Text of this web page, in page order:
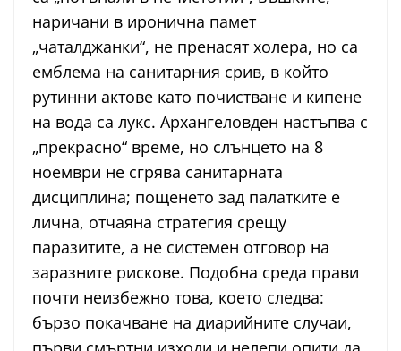
наричани в иронична памет
„чаталджанки“, не пренасят холера, но са
емблема на санитарния срив, в който
рутинни актове като почистване и кипене
на вода са лукс. Архангеловден настъпва с
„прекрасно“ време, но слънцето на 8
ноември не сгрява санитарната
дисциплина; пощенето зад палатките е
лична, отчаяна стратегия срещу
паразитите, а не системен отговор на
заразните рискове. Подобна среда прави
почти неизбежно това, което следва:
бързо покачване на диарийните случаи,